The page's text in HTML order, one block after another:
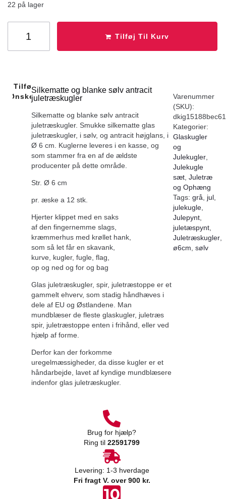
22 på lager
Tilføj Til Kurv
Brug for hjælp?
Ring til 22591799
Levering: 1-3 hverdage
Fri fragt V. over 900 kr.
Tilføj Til
Ønskeliste
Silkematte og blanke sølv antracit
juletræskugler
Silkematte og blanke sølv antracit
juletræskugler. Smukke silkematte glas
juletræskugler, i sølv, og antracit højglans, i
Ø 6 cm. Kuglerne leveres i en kasse, og
som stammer fra en af de ældste
producenter på dette område.
Str. Ø 6 cm
pr. æske a 12 stk.
Hjerter klippet med en saks
af den fingernemme slags,
kræmmerhus med krøllet hank,
som så let får en skavank,
kurve, kugler, fugle, flag,
op og ned og for og bag
Glas juletræskugler, spir, juletræstoppe er et
gammelt ehverv, som stadig håndhæves i
dele af EU og Østlandene. Man
mundblæser de fleste glaskugler, juletræs
spir, juletræstoppe enten i frihånd, eller ved
hjælp af forme.
Derfor kan der forkomme
uregelmæssigheder, da disse kugler er et
håndarbejde, lavet af kyndige mundblæsere
indenfor glas juletræskugler.
Varenummer
(SKU):
Kategorier:
Glaskugler
og
Julekugler
Julekugle
sæt ,Juletræ
og Ophæng
Tags:grå jul
julekugle
Julepynt
juletæspynt
Juletræskugler
ø6cm ,sølv